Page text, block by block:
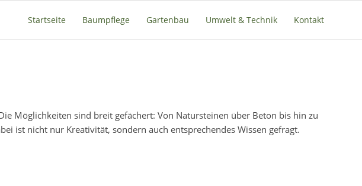
Startseite Baumpflege Gartenbau Umwelt & Technik Kontakt
Möglichkeiten sind breit gefächert: Von Natursteinen über Beton bis hin zu
ist nicht nur Kreativität, sondern auch entsprechendes Wissen gefragt.